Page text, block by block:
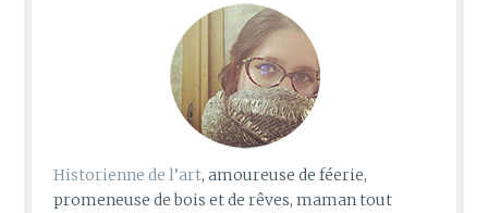
Historienne de l’art, amoureuse de féerie,
promeneuse de bois et de rêves, maman tout